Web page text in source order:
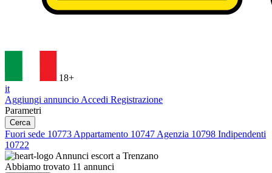
18+
it
Aggiungi annuncio Accedi Registrazione
Parametri
Cerca
Fuori sede 10773 Appartamento 10747 Agenzia 10798 Indipendenti
10722
Annunci escort a Trenzano
Abbiamo trovato 11 annunci